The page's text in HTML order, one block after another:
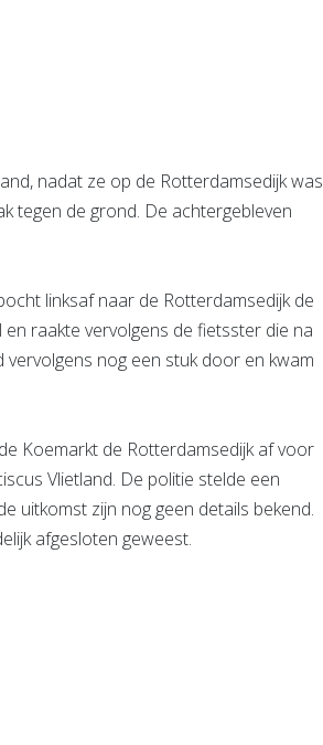
nadat ze op de Rotterdamsedijk was
tegen de grond. De achtergebleven
linksaf naar de Rotterdamsedijk de
raakte vervolgens de fietsster die na
nog een stuk door en kwam
Koemarkt de Rotterdamsedijk af voor
Vlietland. De politie stelde een
uitkomst zijn nog geen details bekend.
afgesloten geweest.